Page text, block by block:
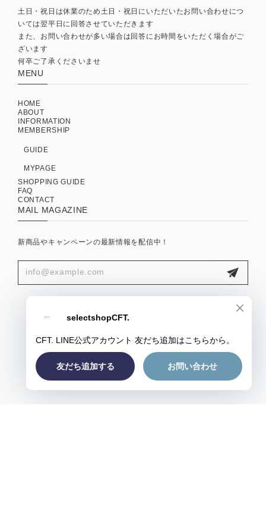
土日・祝日は休業のため土日・祝日にいただいたお問い合わせにつ
いては翌平日に回答させていただきます
また、お問い合わせが多い場合は回答にお時間をいただく場合がご
ざいます
何卒ご了承くださいませ
MENU
HOME
ABOUT
INFORMATION
MEMBERSHIP
GUIDE
MYPAGE
SHOPPING GUIDE
FAQ
CONTACT
MAIL MAGAZINE
新商品やキャンペーンの最新情報を配信中！